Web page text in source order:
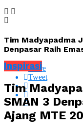
Tim Madyapadma
Denpasar Raih
Share
Tweet
Inspirasi
Tim
SMAN 3
Ajang MTE